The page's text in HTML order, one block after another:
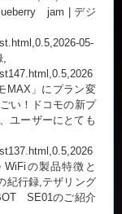
jam | デジ
05-
MAX」にプラン変
い！ドコモの新プ
ユーザーにとても
WiFiの製品特徴と
紀行録,テザリング
SE01のご紹介